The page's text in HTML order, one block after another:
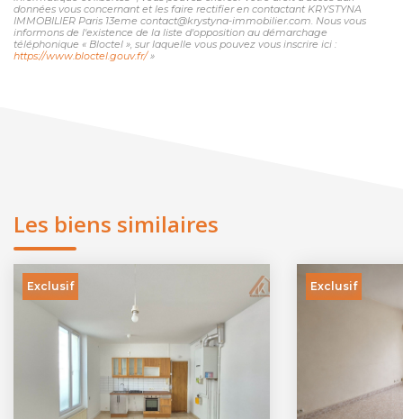
données vous concernant et les faire rectifier en contactant KRYSTYNA
IMMOBILIER Paris 13eme contact@krystyna-immobilier.com. Nous vous
informons de l'existence de la liste d'opposition au démarchage
téléphonique « Bloctel », sur laquelle vous pouvez vous inscrire ici :
https://www.bloctel.gouv.fr/»
Les biens similaires
Exclusif Exclusif